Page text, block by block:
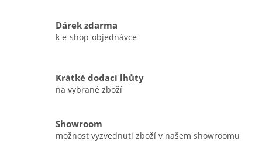
Dárek zdarma
k e-shop-objednávce
Krátké dodací lhůty
na vybrané zboží
Showroom
možnost vyzvednuti zboží v našem showroomu